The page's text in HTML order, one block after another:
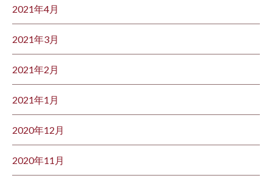
2021年4月
2021年3月
2021年2月
2021年1月
2020年12月
2020年11月